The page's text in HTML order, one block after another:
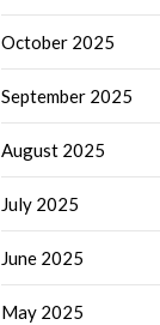
October 2025
September 2025
August 2025
July 2025
June 2025
May 2025